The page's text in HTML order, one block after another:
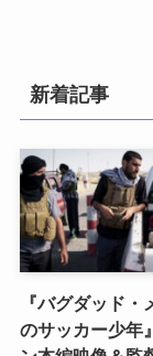
新着記事
『バグダッド・
のサッカー少年